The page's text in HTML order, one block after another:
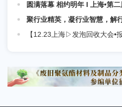
圆满落幕 相约明年 I 上海•第
聚行业精英，凝行业智慧，解
【12.23上海▷发泡回收大会•